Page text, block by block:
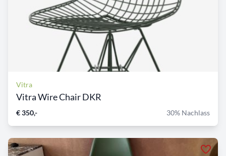
Vitra
Vitra Wire Chair DKR
€ 350,- 30% Nachlass